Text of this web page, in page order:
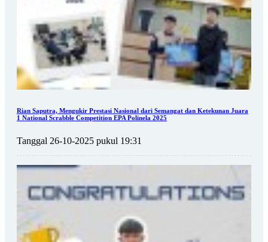
Rian Saputra, Mengukir Prestasi Nasional dari Semangat dan Ketekunan Juara
1 National Scrabble Competition EPA Polinela 2025
Tanggal 26-10-2025 pukul 19:31